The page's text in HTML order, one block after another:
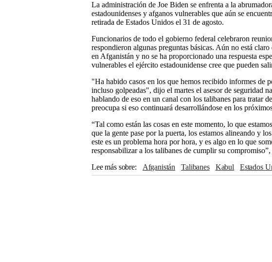
La administración de Joe Biden se enfrenta a la
estadounidenses y afganos vulnerables que aún se
retirada de Estados Unidos el 31 de agosto.
Funcionarios de todo el gobierno federal celebraron
respondieron algunas preguntas básicas. Aún no está
en Afganistán y no se ha proporcionado una respuesta
vulnerables el ejército estadounidense cree que pueden
"Ha habido casos en los que hemos recibido informes de
incluso golpeadas", dijo el martes el asesor de seguridad
hablando de eso en un canal con los talibanes para tratar
preocupa si eso continuará desarrollándose en los
“Tal como están las cosas en este momento, lo que
que la gente pase por la puerta, los estamos alineando y
este es un problema hora por hora, y es algo en lo que
responsabilizar a los talibanes de cumplir su compromiso”,
Lee más sobre
Afganistán Talibanes Kabul Estados